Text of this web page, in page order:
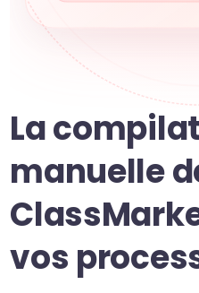
La
manuelle
vos